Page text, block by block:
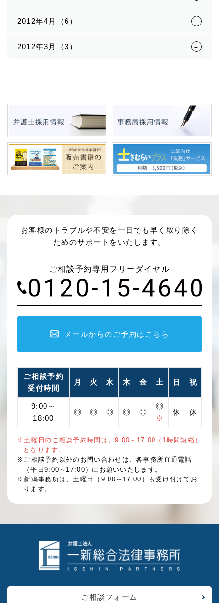
2012年4月（6）
2012年3月（3）
お客様のトラブルや不安を一日でも早く取り除く
ためのサポートをいたします。
ご相談予約専用フリーダイヤル
メールからのご予約はこちら
ご相談予約
受付時間
月 火 水 木 金 土 日 祝
9:00～
18:00
◎ ◎ ◎ ◎ ◎
◎
※
休 休
※土曜日のご相談予約時間は、9:00～17:00（1時間短縮）
となります。
※ご相談予約以外のお問い合わせは、各事務所直通電話
（平日9:00～17:00）にお願いいたします。
※新潟事務所は、土曜日（9:00～17:00）も受け付けてお
ります。
ご相談フォーム